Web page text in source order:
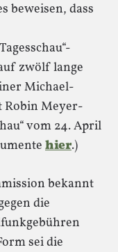
beweisen, dass
zwölf lange
Michael-
Robin Meyer-
vom 24. April
hier.)
bekannt
die
sei die